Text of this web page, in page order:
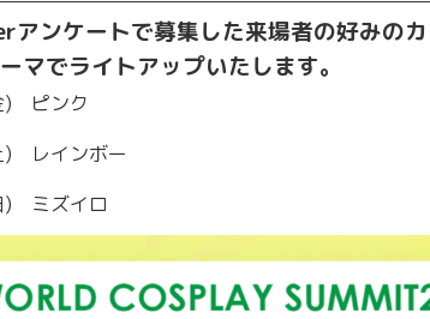
ンケートで募集した来場者の好みの
マでライトアップいたします。
) ピンク
) レインボー
) ミズイロ